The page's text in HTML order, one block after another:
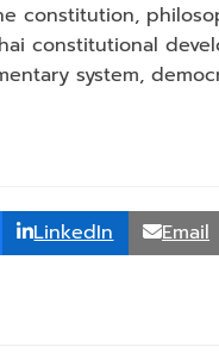
constitution,
constitutional
system,
LinkedIn Email